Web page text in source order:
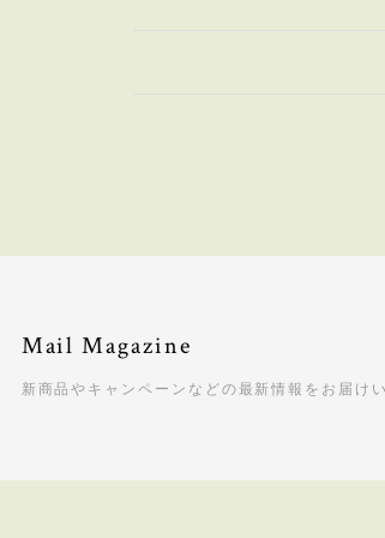
Mail Magazine
新商品やキャンペーンなどの最新情報をお届け